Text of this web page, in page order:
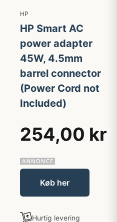
HP
HP Smart AC
power adapter
45W, 4.5mm
barrel connector
(Power Cord not
Included)
254,00 kr
Køb her
Hurtig levering